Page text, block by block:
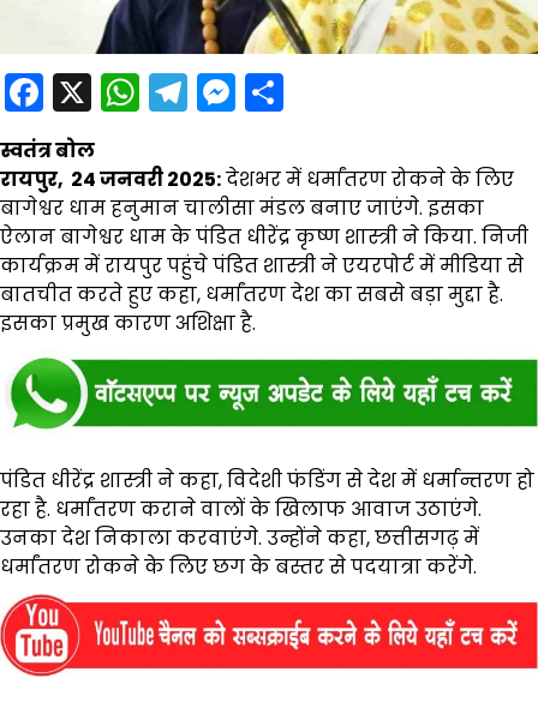
Facebook
X WhatsApp
Telegram
Messenger
स्वतंत्र बोल
रायपुर, 24 जनवरी 2025:देशभर में धर्मांतरण रोकने के लिए
बागेश्वर धाम हनुमान चालीसा मंडल बनाए जाएंगे. इसका
ऐलान बागेश्वर धाम के पंडित धीरेंद्र कृष्ण शास्त्री ने किया. निजी
कार्यक्रम में रायपुर पहुंचे पंडित शास्त्री ने एयरपोर्ट में मीडिया से
बातचीत करते हुए कहा, धर्मांतरण देश का सबसे बड़ा मुद्दा है.
इसका प्रमुख कारण अशिक्षा है.
पंडित धीरेंद्र शास्त्री ने कहा, विदेशी फंडिंग से देश में धर्मान्तरण हो
रहा है. धर्मांतरण कराने वालों के खिलाफ आवाज उठाएंगे.
उनका देश निकाला करवाएंगे. उन्होंने कहा, छत्तीसगढ़ में
धर्मांतरण रोकने के लिए छग के बस्तर से पदयात्रा करेंगे.